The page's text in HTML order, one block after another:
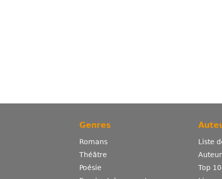
Genres
Romans
Théâtre
Poésie
Liste
Top